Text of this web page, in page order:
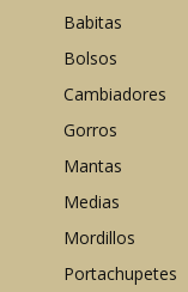
Babitas
Bolsos
Cambiadores
Gorros
Mantas
Medias
Mordillos
Portachupetes